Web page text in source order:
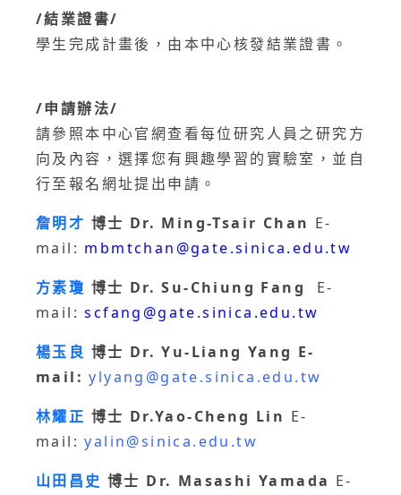
/結業證書/
學生完成計畫後，由本中心核發結業證書。
/申請辦法/
請參照本中心官網查看每位研究人員之研究方
向及內容，選擇您有興趣學習的實驗室，並自
行至報名網址提出申請。
詹明才 博士 Dr. Ming-Tsair Chan E-
mail: mbmtchan@gate.sinica.edu.tw
方素瓊 博士 Dr. Su-Chiung Fang
E-
mail:scfang@gate.sinica.edu.tw
楊玉良 博士 Dr. Yu-Liang Yang E-
mail:ylyang@gate.sinica.edu.tw
林耀正 博士 Dr.Yao-Cheng Lin E-
mail:yalin@sinica.edu.tw
山田昌史 博士 Dr. Masashi Yamada E-